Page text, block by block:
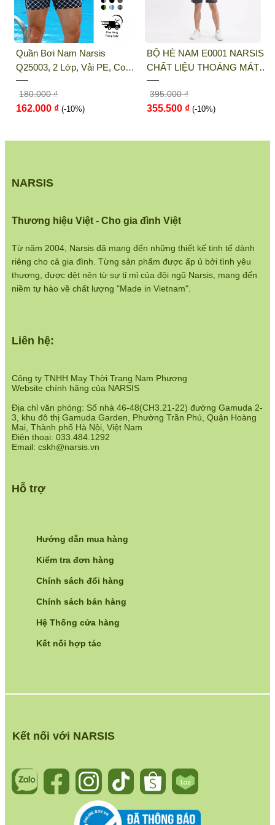
THỜI TRANG NARSIS
Địa chỉ văn phòng/showroom: Số 46 + 48
Shophouse đường 2.3 Khu đô thị Gamuda
Gardens, Quận Hoàng Mai, Hà Nội
Điện thoại:033 484 1292
Kiểm tra đơn hàng:
Chính sách đổi hàng:
https://www.narsis.vn/doi-tra-hoan-tien
Chính sách bán hàng:
https://www.narsis.vn/chinh-sach-ban-hang
Quần Bơi Nam Narsis
Q25003, 2 Lớp, Vải PE, Co
Giãn 4 Chiều, Nhanh Khô
180.000 ₫
162.000 ₫ (-10%)
BỘ HÈ NAM E0001 NARSIS
CHẤT LIỆU THOÁNG MÁT,
DỄ CHỊU, THOẢI MÁI CẢ
NGÀY, DỄ VẬN ĐỘNG
395.000 ₫
355.500 ₫ (-10%)
Công ty TNHH May Thời Trang Nam Phương
Website chính hãng của NARSIS
Địa chỉ văn phòng: Số nhà 46-48(CH3.21-22) đường Gamuda 2-
3, khu đô thị Gamuda Garden, Phường Trần Phú, Quận Hoàng
Mai, Thành phố Hà Nội, Việt Nam
Điện thoại: 033.484.1292
Email: cskh@narsis.vn
Hỗ trợ
Kết nối với NARSIS
NARSIS
Liên hệ:
Hướng dẫn mua hàng
Kiểm tra đơn hàng
Chính sách đổi hàng
Chính sách bán hàng
Hệ Thống cửa hàng
Kết nối hợp tác
Từ năm 2004, Narsis đã mang đến những thiết kế tinh tế dành
riêng cho cả gia đình. Từng sản phẩm được ấp ủ bởi tình yêu
thương, được dệt nên từ sự tỉ mỉ của đội ngũ Narsis, mang đến
niềm tự hào về chất lượng "Made in Vietnam".
Thương hiệu Việt - Cho gia đình Việt